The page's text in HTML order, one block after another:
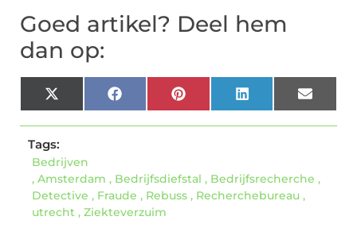
Goed artikel? Deel hem
dan op:
X
(Twitter)
FacebookPinterestLinkedInEmail
Tags:
Bedrijven
, Amsterdam , Bedrijfsdiefstal , Bedrijfsrecherche ,
Detective , Fraude , Rebuss , Recherchebureau ,
utrecht , Ziekteverzuim